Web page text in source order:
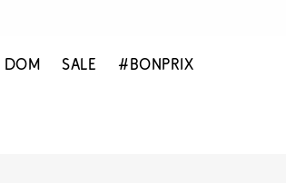
DOM SALE #BONPRIX